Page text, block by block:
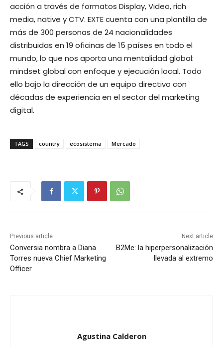
acción a través de formatos Display, Video, rich
media, native y CTV. EXTE cuenta con una plantilla de
más de 300 personas de 24 nacionalidades
distribuidas en 19 oficinas de 15 países en todo el
mundo, lo que nos aporta una mentalidad global:
mindset global con enfoque y ejecución local. Todo
ello bajo la dirección de un equipo directivo con
décadas de experiencia en el sector del marketing
digital.
TAGS country ecosistema Mercado
Previous article
Conversia nombra a Diana
Torres nueva Chief Marketing
Officer
Next article
B2Me: la hiperpersonalización
llevada al extremo
Agustina Calderon